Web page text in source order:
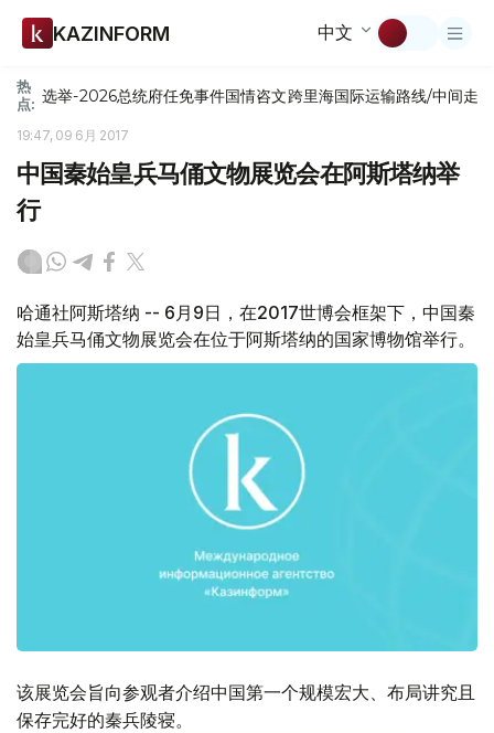
KAZINFORM 中文
热
点: 选举-2026总统府任免事件国情咨文跨里海国际运输路线/中间走廊
19:47, 09 6月 2017
中国秦始皇兵马俑文物展览会在阿斯塔纳举
行
哈通社阿斯塔纳 -- 6月9日，在2017世博会框架下，中国秦
始皇兵马俑文物展览会在位于阿斯塔纳的国家博物馆举行。
该展览会旨向参观者介绍中国第一个规模宏大、布局讲究且
保存完好的秦兵陵寝。